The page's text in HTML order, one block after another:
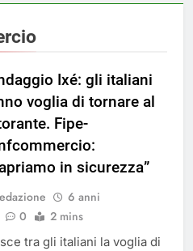
Ixé: gli italiani
voglia di tornare al
Fipe-
in sicurezza”
6 anni
0 2 mins
tra gli italiani la voglia di